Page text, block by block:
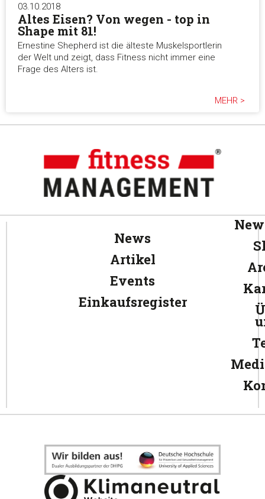
03.10.2018
Altes Eisen? Von wegen - top in
Shape mit 81!
Ernestine Shepherd ist die älteste Muskelsportlerin
der Welt und zeigt, dass Fitness nicht immer eine
Frage des Alters ist.
MEHR >
News
Artikel
Events
Einkaufsregister